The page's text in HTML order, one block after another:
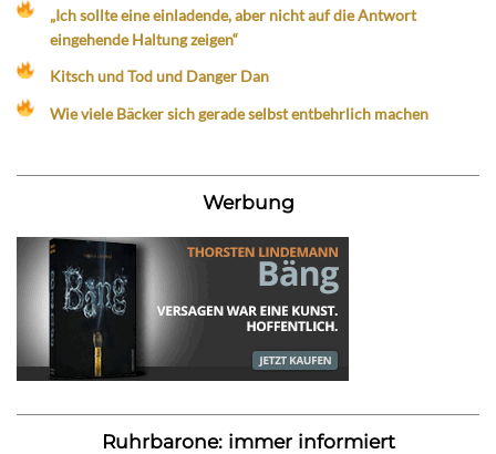
„Ich sollte eine einladende, aber nicht auf die Antwort
eingehende Haltung zeigen“
Kitsch und Tod und Danger Dan
Wie viele Bäcker sich gerade selbst entbehrlich machen
Werbung
Ruhrbarone: immer informiert